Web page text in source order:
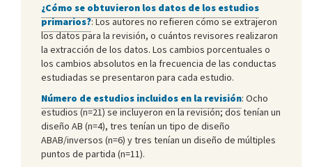
¿Cómo se obtuvieron los datos de los estudios
primarios?: Los autores no refieren cómo se extrajeron
los datos para la revisión, o cuántos revisores realizaron
la extracción de los datos. Los cambios porcentuales o
los cambios absolutos en la frecuencia de las conductas
estudiadas se presentaron para cada estudio.
Número de estudios incluidos en la revisión: Ocho
estudios (n=21) se incluyeron en la revisión; dos tenían un
diseño AB (n=4), tres tenían un tipo de diseño
ABAB/inversos (n=6) y tres tenían un diseño de múltiples
puntos de partida (n=11).